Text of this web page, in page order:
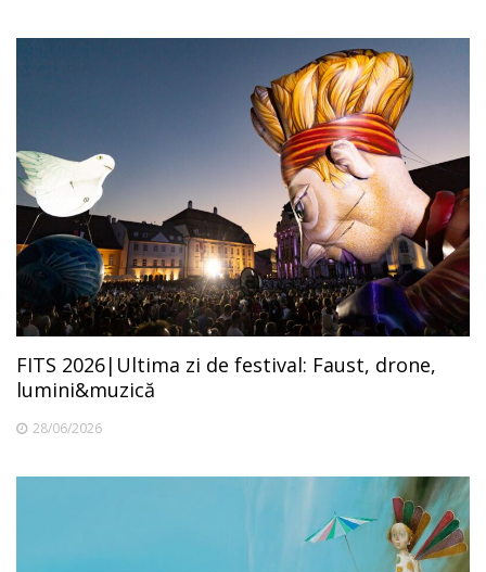
FITS 2026|Ultima zi de festival: Faust, drone,
lumini&muzică
28/06/2026